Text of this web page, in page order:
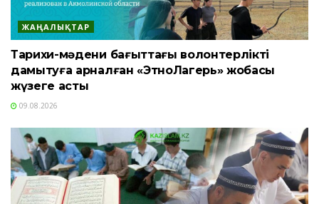
ЖАҢАЛЫҚТАР
Тарихи-мәдени бағыттағы волонтерлікті
дамытуға арналған «ЭтноЛагерь» жобасы
жүзеге асты
09.08.2026